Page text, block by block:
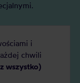
i
chwili
wszystko)